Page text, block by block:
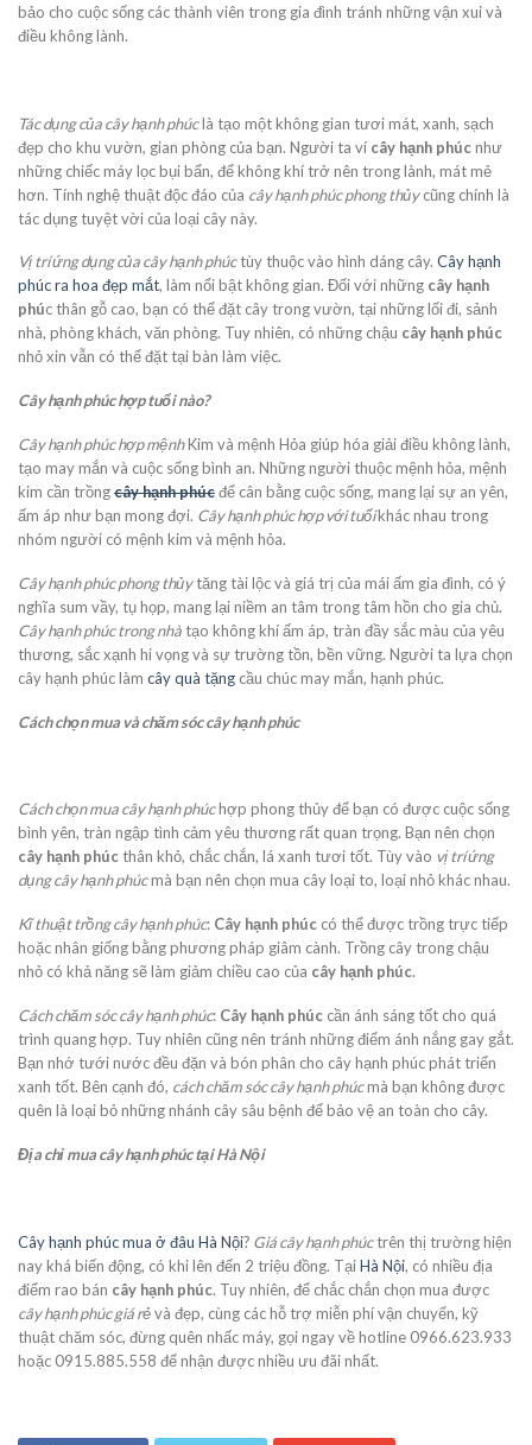
bảo cho cuộc sống các thành viên trong gia đình tránh những vận xui và
điều không lành.
Tác dụng của cây hạnh phúclà tạo một không gian tươi mát, xanh, sạch
đẹp cho khu vườn, gian phòng của bạn. Người ta ví cây hạnh phúcnhư
những chiếc máy lọc bụi bẩn, để không khí trở nên trong lành, mát mẻ
hơn. Tính nghệ thuật độc đáo của cây hạnh phúc phong thủycũng chính là
tác dụng tuyệt vời của loại cây này.
Vị trí ứng dụng của cây hạnh phúctùy thuộc vào hình dáng cây. Cây hạnh
phúc ra hoa đẹp mắt, làm nổi bật không gian. Đối với những cây hạnh
phúc thân gỗ cao, bạn có thể đặt cây trong vườn, tại những lối đi, sảnh
nhà, phòng khách, văn phòng. Tuy nhiên, có những chậu cây hạnh phúc
nhỏ xin vẫn có thể đặt tại bàn làm việc.
Cây hạnh phúc hợp tuổi nào?
Cây hạnh phúc hợp mệnhKim và mệnh Hỏa giúp hóa giải điều không lành,
tạo may mắn và cuộc sống bình an. Những người thuộc mệnh hỏa, mệnh
kim cần trồngcây hạnh phúcđể cân bằng cuộc sống, mang lại sự an yên,
ấm áp như bạn mong đợi. Cây hạnh phúc hợp với tuổikhác nhau trong
nhóm người có mệnh kim và mệnh hỏa.
Cây hạnh phúc phong thủytăng tài lộc và giá trị của mái ấm gia đình, có ý
nghĩa sum vầy, tụ họp, mang lại niềm an tâm trong tâm hồn cho gia chủ.
Cây hạnh phúc trong nhàtạo không khí ấm áp, tràn đầy sắc màu của yêu
thương, sắc xạnh hi vọng và sự trường tồn, bền vững. Người ta lựa chọn
cây hạnh phúc làm cây quà tặng cầu chúc may mắn, hạnh phúc.
Cách chọn mua và chăm sóc cây hạnh phúc
Cách chọn mua cây hạnh phúchợp phong thủy để bạn có được cuộc sống
bình yên, tràn ngập tình cảm yêu thương rất quan trọng. Bạn nên chọn
cây hạnh phúcthân khỏ, chắc chắn, lá xanh tươi tốt. Tùy vào vị trí ứng
dụng cây hạnh phúcmà bạn nên chọn mua cây loại to, loại nhỏ khác nhau.
Kĩ thuật trồng cây hạnh phúc: Cây hạnh phúc có thể được trồng trực tiếp
hoặc nhân giống bằng phương pháp giâm cành. Trồng cây trong chậu
nhỏ có khả năng sẽ làm giảm chiều cao của cây hạnh phúc.
Cách chăm sóc cây hạnh phúc: Cây hạnh phúc cần ánh sáng tốt cho quá
trình quang hợp. Tuy nhiên cũng nên tránh những điểm ánh nắng gay gắt.
Bạn nhớ tưới nước đều đặn và bón phân cho cây hạnh phúc phát triển
xanh tốt. Bên cạnh đó, cách chăm sóc cây hạnh phúcmà bạn không được
quên là loại bỏ những nhánh cây sâu bệnh để bảo vệ an toàn cho cây.
Địa chỉ mua cây hạnh phúc tại Hà Nội
Cây hạnh phúc mua ở đâu Hà Nội? Giá cây hạnh phúctrên thị trường hiện
nay khá biến động, có khi lên đến 2 triệu đồng. TạiHà Nội, có nhiều địa
điểm rao bán cây hạnh phúc. Tuy nhiên, để chắc chắn chọn mua được
cây hạnh phúc giá rẻvà đẹp, cùng các hỗ trợ miễn phí vận chuyển, kỹ
thuật chăm sóc, đừng quên nhấc máy, gọi ngay về hotline 0966.623.933
hoặc 0915.885.558 để nhận được nhiều ưu đãi nhất.